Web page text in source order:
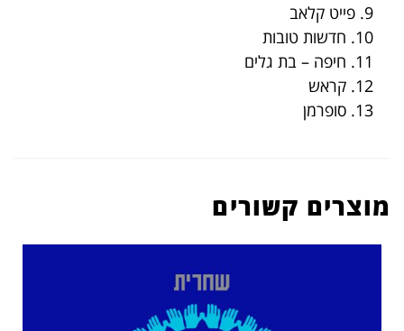
9. פייט קלאב
10. חדשות טובות
11. חיפה – בת גלים
12. קראש
13. סופרמן
מוצרים קשורים